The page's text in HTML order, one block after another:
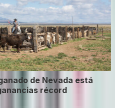
de Nevada está
récord